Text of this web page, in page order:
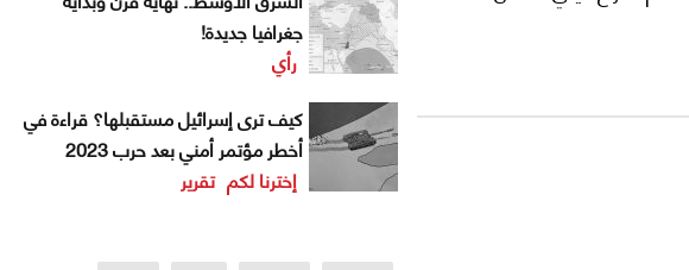
بالضرورة انبثاقها عن
جغرافيا جديدة!
رأي
كيف ترى إسرائيل مستقبلها؟ قراءة في
أخطر مؤتمر أمني بعد حرب 2023
إخترنا لكم تقرير